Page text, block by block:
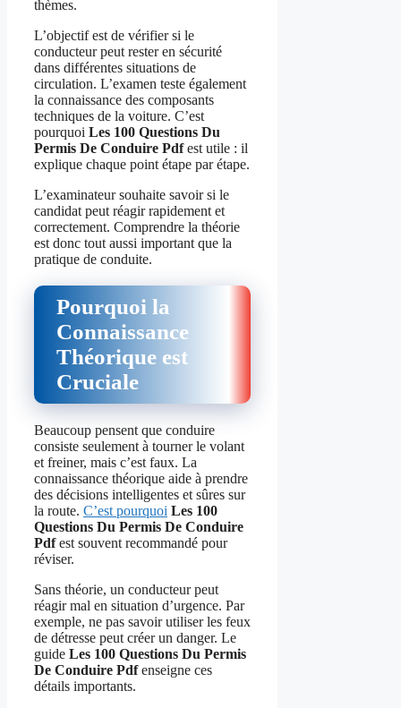
thèmes.
L’objectif est de vérifier si le
conducteur peut rester en sécurité
dans différentes situations de
circulation. L’examen teste également
la connaissance des composants
techniques de la voiture. C’est
pourquoi Les 100 Questions Du
Permis De Conduire Pdfest utile : il
explique chaque point étape par étape.
L’examinateur souhaite savoir si le
candidat peut réagir rapidement et
correctement. Comprendre la théorie
est donc tout aussi important que la
pratique de conduite.
Pourquoi la
Connaissance
Théorique est
Cruciale
Beaucoup pensent que conduire
consiste seulement à tourner le volant
et freiner, mais c’est faux. La
connaissance théorique aide à prendre
des décisions intelligentes et sûres sur
la route. C’est pourquoi Les 100
Questions Du Permis De Conduire
Pdfest souvent recommandé pour
réviser.
Sans théorie, un conducteur peut
réagir mal en situation d’urgence. Par
exemple, ne pas savoir utiliser les feux
de détresse peut créer un danger. Le
guide Les 100 Questions Du Permis
De Conduire Pdfenseigne ces
détails importants.